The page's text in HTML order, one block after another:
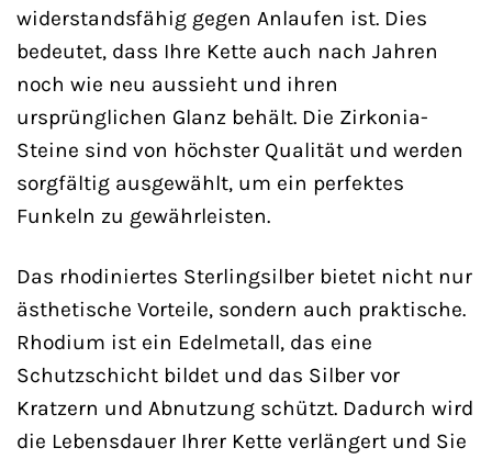
widerstandsfähig gegen Anlaufen ist. Dies
bedeutet, dass Ihre Kette auch nach Jahren
noch wie neu aussieht und ihren
ursprünglichen Glanz behält. Die Zirkonia-
Steine sind von höchster Qualität und werden
sorgfältig ausgewählt, um ein perfektes
Funkeln zu gewährleisten.
Das rhodiniertes Sterlingsilber bietet nicht nur
ästhetische Vorteile, sondern auch praktische.
Rhodium ist ein Edelmetall, das eine
Schutzschicht bildet und das Silber vor
Kratzern und Abnutzung schützt. Dadurch wird
die Lebensdauer Ihrer Kette verlängert und Sie